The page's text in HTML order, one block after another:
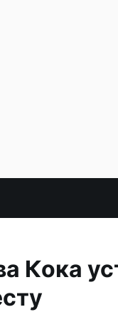
Кока